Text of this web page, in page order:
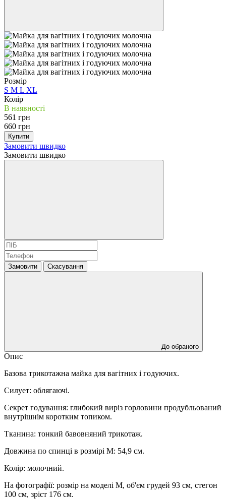
Розмір
S M L XL
Колір
В наявності
561 грн
660 грн
Купити
Замовити швидко
Замовити швидко
Замовити Скасування
До обраного
Опис
Базова трикотажна майка для вагітних і годуючих.
Силует: облягаючі.
Секрет годування: глибокий виріз горловини продубльований
внутрішнім коротким топиком.
Тканина: тонкий бавовняний трикотаж.
Довжина по спинці в розмірі М: 54,9 см.
Колір: молочний.
На фотографії: розмір на моделі М, об'єм грудей 93 см, стегон
100 см, зріст 176 см.